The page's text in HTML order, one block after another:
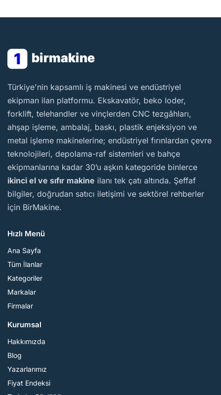
1 birmakine
BirMakine
Türkiye'nin kapsamlı iş makinesi ve endüstriyel
ekipman ilan platformu. Ekskavatör, beko loder,
forklift, telehandler ve vinçlerden CNC tezgâhları,
ahşap işleme, ambalaj, baskı, plastik enjeksiyon ve
metal işleme makinelerine; endüstriyel fırınlardan çevre
teknolojileri, depolama-raf sistemleri ve bahçe
ekipmanlarına kadar 30’u aşkın kategoride binlerce
ikinci el ve sıfır makine ilanı tek çatı altında. Şeffaf
bilgiler, doğrudan satıcı iletişimi ve sektörel rehberler
için BirMakine.
Hızlı Menü
Ana Sayfa
Tüm İlanlar
Kategoriler
Markalar
Firmalar
Kurumsal
Hakkımızda
Blog
Yazarlarımız
Fiyat Endeksi